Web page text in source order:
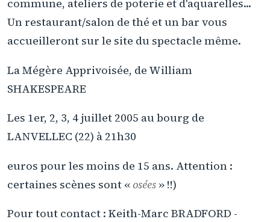
commune, ateliers de poterie et d'aquarelles...
Un restaurant/salon de thé et un bar vous
accueilleront sur le site du spectacle même.
La Mégère Apprivoisée, de William
SHAKESPEARE
Les 1er, 2, 3, 4 juillet 2005 au bourg de
LANVELLEC (22) à 21h30
euros pour les moins de 15 ans. Attention :
certaines scènes sont « osées » !!)
Pour tout contact : Keith-Marc BRADFORD -